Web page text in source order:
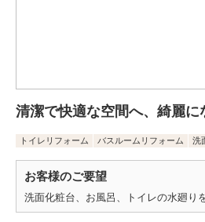
清潔で快適な空間へ、綺麗に
トイレリフォーム バスルームリフォーム 洗
お客様のご要望
洗面化粧台、お風呂、トイレの水廻り